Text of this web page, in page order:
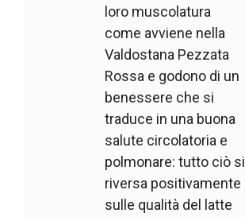
loro muscolatura
come avviene nella
Valdostana Pezzata
Rossa e godono di un
benessere che si
traduce in una buona
salute circolatoria e
polmonare: tutto ciò si
riversa positivamente
sulle qualità del latte